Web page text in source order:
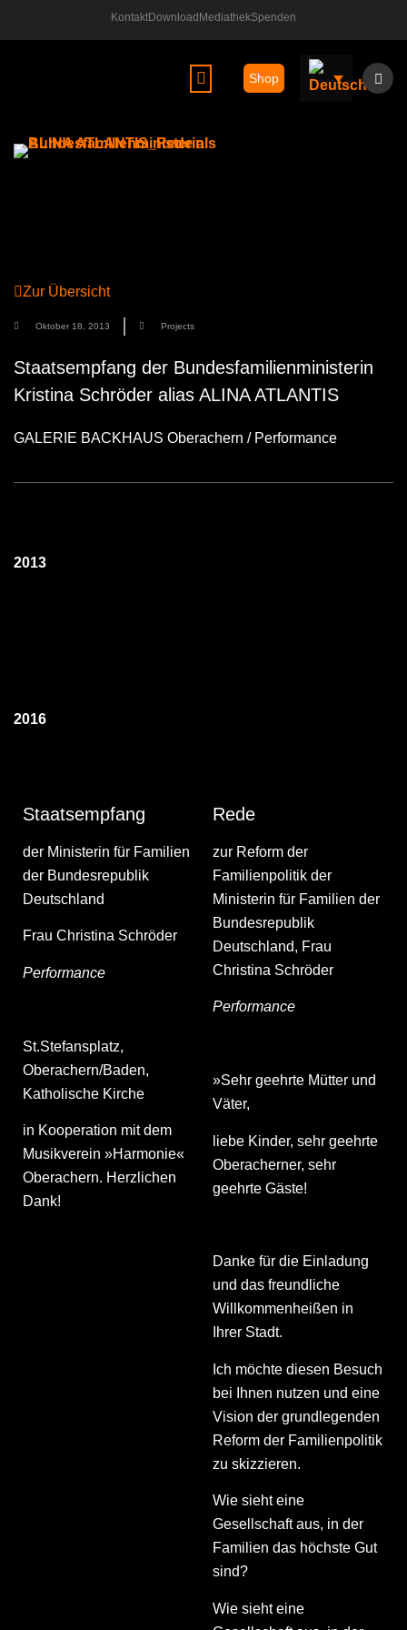
KontaktDownload MediathekSpenden
Shop
Zur Übersicht
Oktober 18, 2013 Projects
Staatsempfang der Bundesfamilienministerin
Kristina Schröder alias ALINA ATLANTIS
GALERIE BACKHAUS Oberachern / Performance
2013
2016
Staatsempfang
der Ministerin für Familien
der Bundesrepublik
Deutschland
Frau Christina Schröder
Performance
St.Stefansplatz,
Oberachern/Baden,
Katholische Kirche
in Kooperation mit dem
Musikverein »Harmonie«
Oberachern. Herzlichen
Dank!
Rede
zur Reform der
Familienpolitik der
Ministerin für Familien der
Bundesrepublik
Deutschland, Frau
Christina Schröder
Performance
»Sehr geehrte Mütter und
Väter,
liebe Kinder, sehr geehrte
Oberacherner, sehr
geehrte Gäste!
Danke für die Einladung
und das freundliche
Willkommenheißen in
Ihrer Stadt.
Ich möchte diesen Besuch
bei Ihnen nutzen und eine
Vision der grundlegenden
Reform der Familienpolitik
zu skizzieren.
Wie sieht eine
Gesellschaft aus, in der
Familien das höchste Gut
sind?
Wie sieht eine